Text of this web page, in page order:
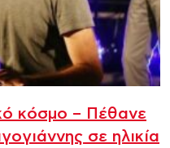
κόσμο – Πέθανε
σε ηλικία